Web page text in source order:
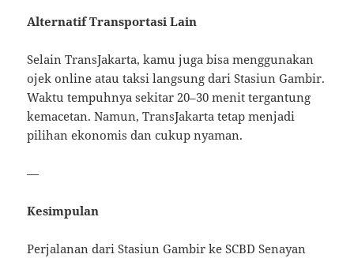
Alternatif Transportasi Lain
Selain TransJakarta, kamu juga bisa menggunakan
ojek online atau taksi langsung dari Stasiun Gambir.
Waktu tempuhnya sekitar 20–30 menit tergantung
kemacetan. Namun, TransJakarta tetap menjadi
pilihan ekonomis dan cukup nyaman.
—
Kesimpulan
Perjalanan dari Stasiun Gambir ke SCBD Senayan